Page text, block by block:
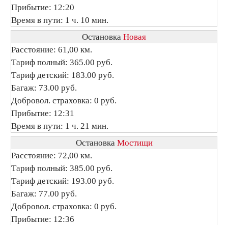
Прибытие: 12:20
Время в пути: 1 ч. 10 мин.
Остановка Новая
Расстояние: 61,00 км.
Тариф полный: 365.00 руб.
Тариф детский: 183.00 руб.
Багаж: 73.00 руб.
Добровол. страховка: 0 руб.
Прибытие: 12:31
Время в пути: 1 ч. 21 мин.
Остановка Мостищи
Расстояние: 72,00 км.
Тариф полный: 385.00 руб.
Тариф детский: 193.00 руб.
Багаж: 77.00 руб.
Добровол. страховка: 0 руб.
Прибытие: 12:36